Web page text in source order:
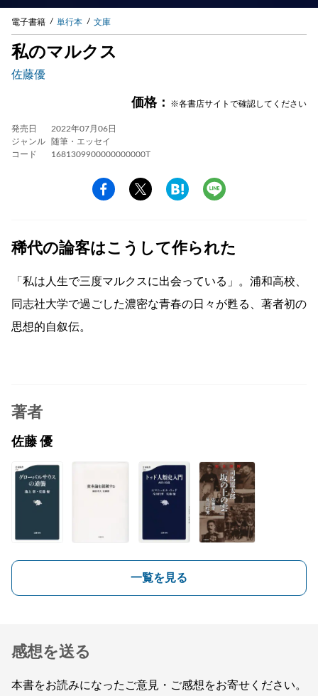
電子書籍 単行本 文庫
私のマルクス
佐藤優
価格： ※各書店サイトで確認してください
発売日
2022年07月06日
ジャンル
随筆・エッセイ
コード
1681309900000000000T
稀代の論客はこうして作られた
「私は人生で三度マルクスに出会っている」。浦和高校、
同志社大学で過ごした濃密な青春の日々が甦る、著者初の
思想的自叙伝。
著者
佐藤 優
一覧を見る
感想を送る
本書をお読みになったご意見・ご感想をお寄せください。